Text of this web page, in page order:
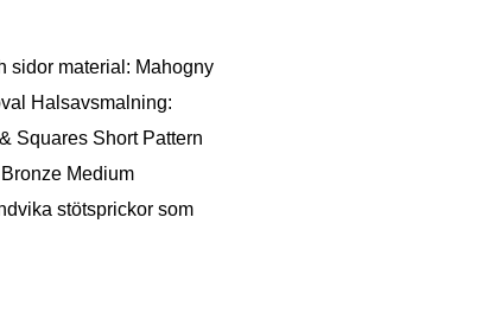
sidor material: Mahogny
Halsavsmalning:
Squares Short Pattern
Medium
stötsprickor som